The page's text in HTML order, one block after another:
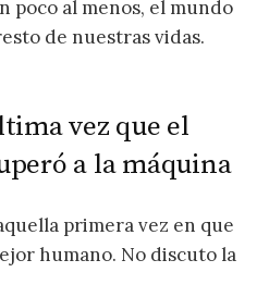
poco al menos, el mundo
de nuestras vidas.
vez que el
a la máquina
primera vez en que
humano. No discuto la